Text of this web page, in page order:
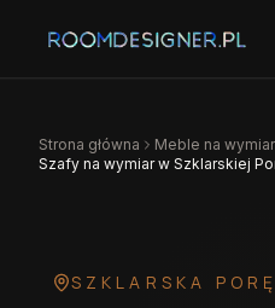
Strona główna Meble na wymiar
Szafy na wymiar w Szklarskiej
SZKLARSKA